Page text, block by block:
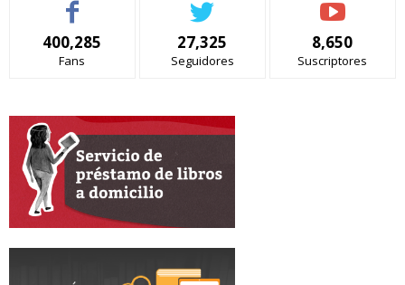
400,285
Fans
27,325
Seguidores
8,650
Suscriptores